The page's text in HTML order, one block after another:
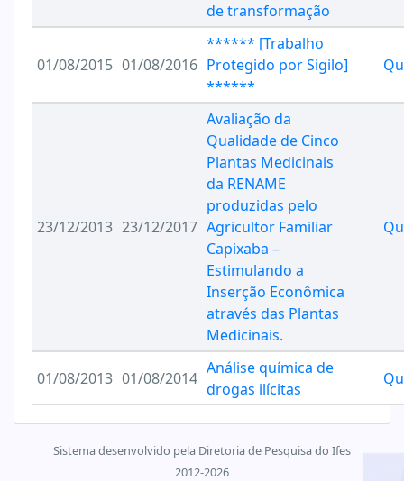
de transformação
01/08/2015 01/08/2016
****** [Trabalho
Protegido por Sigilo]
******
23/12/2013 23/12/2017
Avaliação da
Qualidade de Cinco
Plantas Medicinais
da RENAME
produzidas pelo
Agricultor Familiar
Capixaba –
Estimulando a
Inserção Econômica
através das Plantas
Medicinais.
01/08/2013 01/08/2014
Análise química de
drogas ilícitas
Sistema desenvolvido pela Diretoria de Pesquisa do Ifes
2012-2026